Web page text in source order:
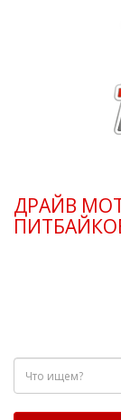
ДРАЙВ